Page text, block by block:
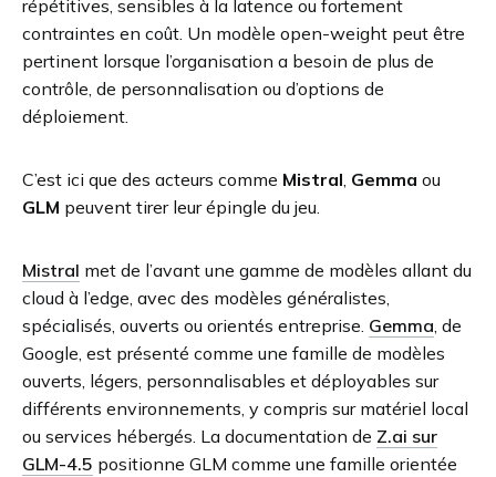
répétitives, sensibles à la latence ou fortement
contraintes en coût. Un modèle open-weight peut être
pertinent lorsque l’organisation a besoin de plus de
contrôle, de personnalisation ou d’options de
déploiement.
C’est ici que des acteurs comme Mistral, Gemma ou
GLM peuvent tirer leur épingle du jeu.
Mistral met de l’avant une gamme de modèles allant du
cloud à l’edge, avec des modèles généralistes,
spécialisés, ouverts ou orientés entreprise. Gemma, de
Google, est présenté comme une famille de modèles
ouverts, légers, personnalisables et déployables sur
différents environnements, y compris sur matériel local
ou services hébergés. La documentation de Z.ai sur
GLM-4.5 positionne GLM comme une famille orientée